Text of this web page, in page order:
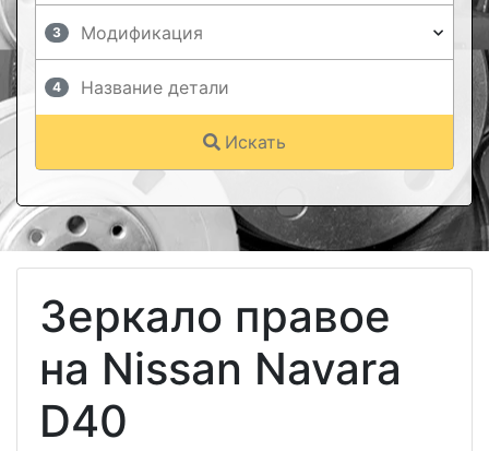
3
4
Искать
Зеркало правое
на Nissan Navara
D40